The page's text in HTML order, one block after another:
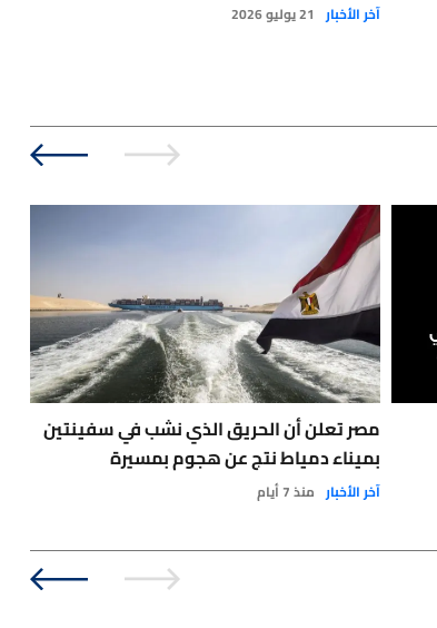
آخر الأخبار 21 يوليو 2026
مصر تعلن أن الحريق الذي نشب في سفينتين
بميناء دمياط نتج عن هجوم بمسيرة
آخر الأخبار منذ 7 أيام